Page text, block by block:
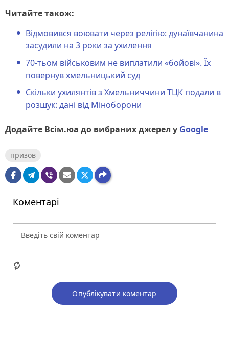
Читайте також:
Відмовився воювати через релігію: дунаївчанина
засудили на 3 роки за ухилення
70-тьом військовим не виплатили «бойові». Їх
повернув хмельницький суд
Скільки ухилянтів з Хмельниччини ТЦК подали в
розшук: дані від Міноборони
Додайте Всім.юа до вибраних джерел у Google
призов
Коментарі
Опублікувати коментар